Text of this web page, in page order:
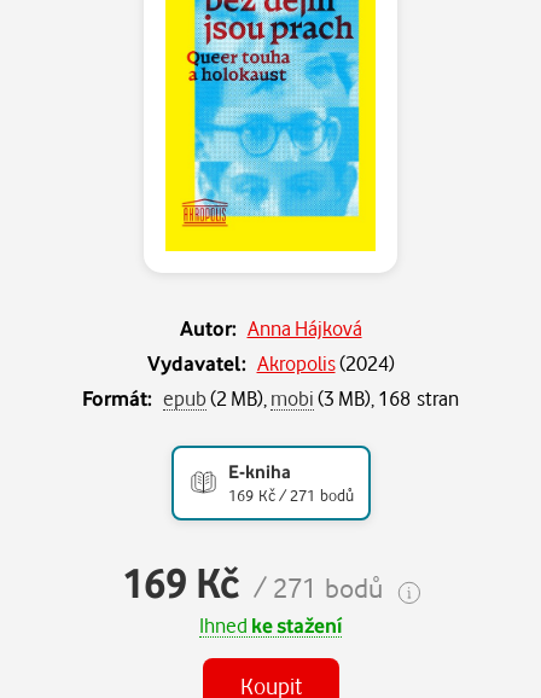
Autor: Anna Hájková
Vydavatel: Akropolis(2024)
Formát: epub(2 MB),mobi(3 MB), 168 stran
E-kniha
169 Kč / 271 bodů
169 Kč / 271 bodů
Ihned ke stažení
Koupit